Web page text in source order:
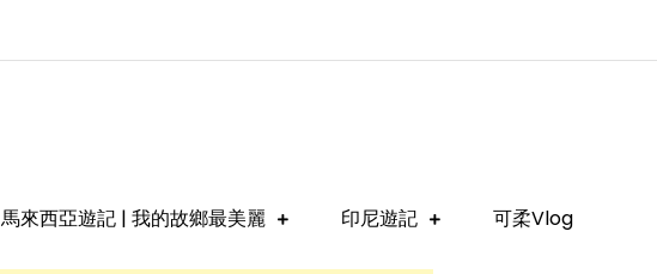
馬來西亞遊記 | 我的故鄉最美麗 印尼遊記 可柔Vlog